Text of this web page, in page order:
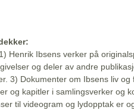
Henrik Ibsens verker på
og deler av andre
3) Dokumenter om Ibsens liv
og kapitler i samlingsverker og
til videogram og lydopptak er